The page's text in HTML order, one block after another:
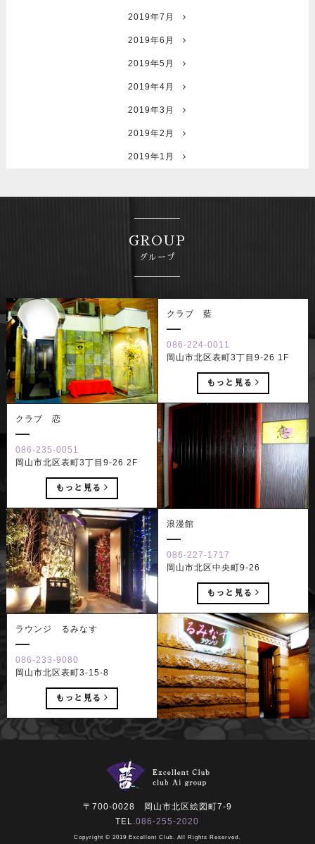
2019年7月
2019年6月
2019年5月
2019年4月
2019年3月
2019年2月
2019年1月
GROUP
グループ
クラブ 藍
086-224-0011
岡山市北区表町3丁目9-26 1F
もっと見る
クラブ 恋
086-235-0051
岡山市北区表町3丁目9-26 2F
もっと見る
浪漫館
086-227-1717
岡山市北区中央町9-26
もっと見る
ラウンジ るみなす
086-233-9080
岡山市北区表町3-15-8
もっと見る
〒700-0028 岡山市北区絵図町7-9
TEL.086-255-2020
Copyright © 2019 Excellent Club. All Rights Reserved.